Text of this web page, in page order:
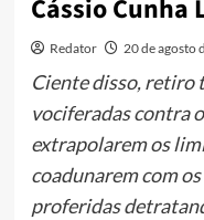
Cássio Cunha
Redator 20 de agosto
Ciente disso, retiro
vociferadas contra
extrapolarem os
coadunarem com
proferidas